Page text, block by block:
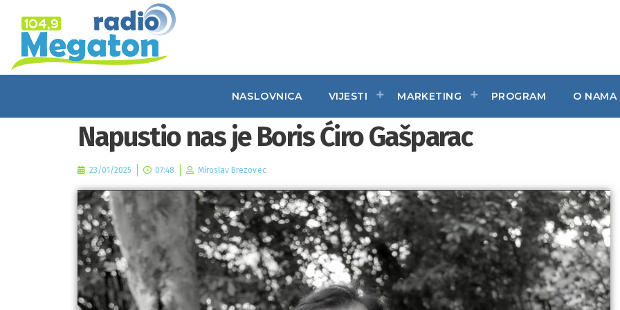
NASLOVNICA VIJESTI MARKETING PROGRAM O NAMA
Napustio nas je Boris Ćiro Gašparac
23/01/2025 07:48 Miroslav Brezovec